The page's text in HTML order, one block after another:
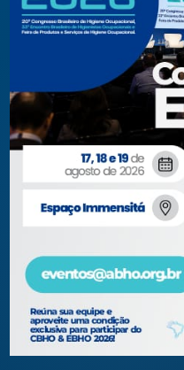
Contato
Fone/Fax:
+ 55 11 3081.5909 /
secretaria@abho.org.br
Rua Cardoso de Almeida,
CEP 05013-000 — São
WhatsApp: (11) 93938-